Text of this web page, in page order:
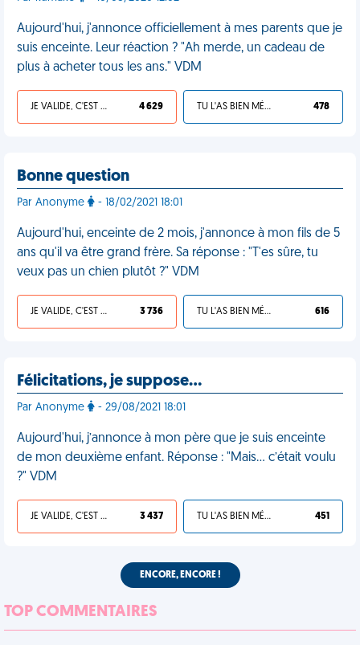
Aujourd'hui, j'annonce officiellement à mes parents que je
suis enceinte. Leur réaction ? "Ah merde, un cadeau de
plus à acheter tous les ans." VDM
JE VALIDE, C'EST UNE VDM 4 629 TU L'AS BIEN MÉRITÉ 478
Bonne question
Par Anonyme - 18/02/2021 18:01
Aujourd'hui, enceinte de 2 mois, j'annonce à mon fils de 5
ans qu'il va être grand frère. Sa réponse : "T'es sûre, tu
veux pas un chien plutôt ?" VDM
JE VALIDE, C'EST UNE VDM 3 736 TU L'AS BIEN MÉRITÉ 616
Félicitations, je suppose…
Par Anonyme - 29/08/2021 18:01
Aujourd'hui, j’annonce à mon père que je suis enceinte
de mon deuxième enfant. Réponse : "Mais… c’était voulu
?" VDM
JE VALIDE, C'EST UNE VDM 3 437 TU L'AS BIEN MÉRITÉ 451
ENCORE, ENCORE !
TOP COMMENTAIRES